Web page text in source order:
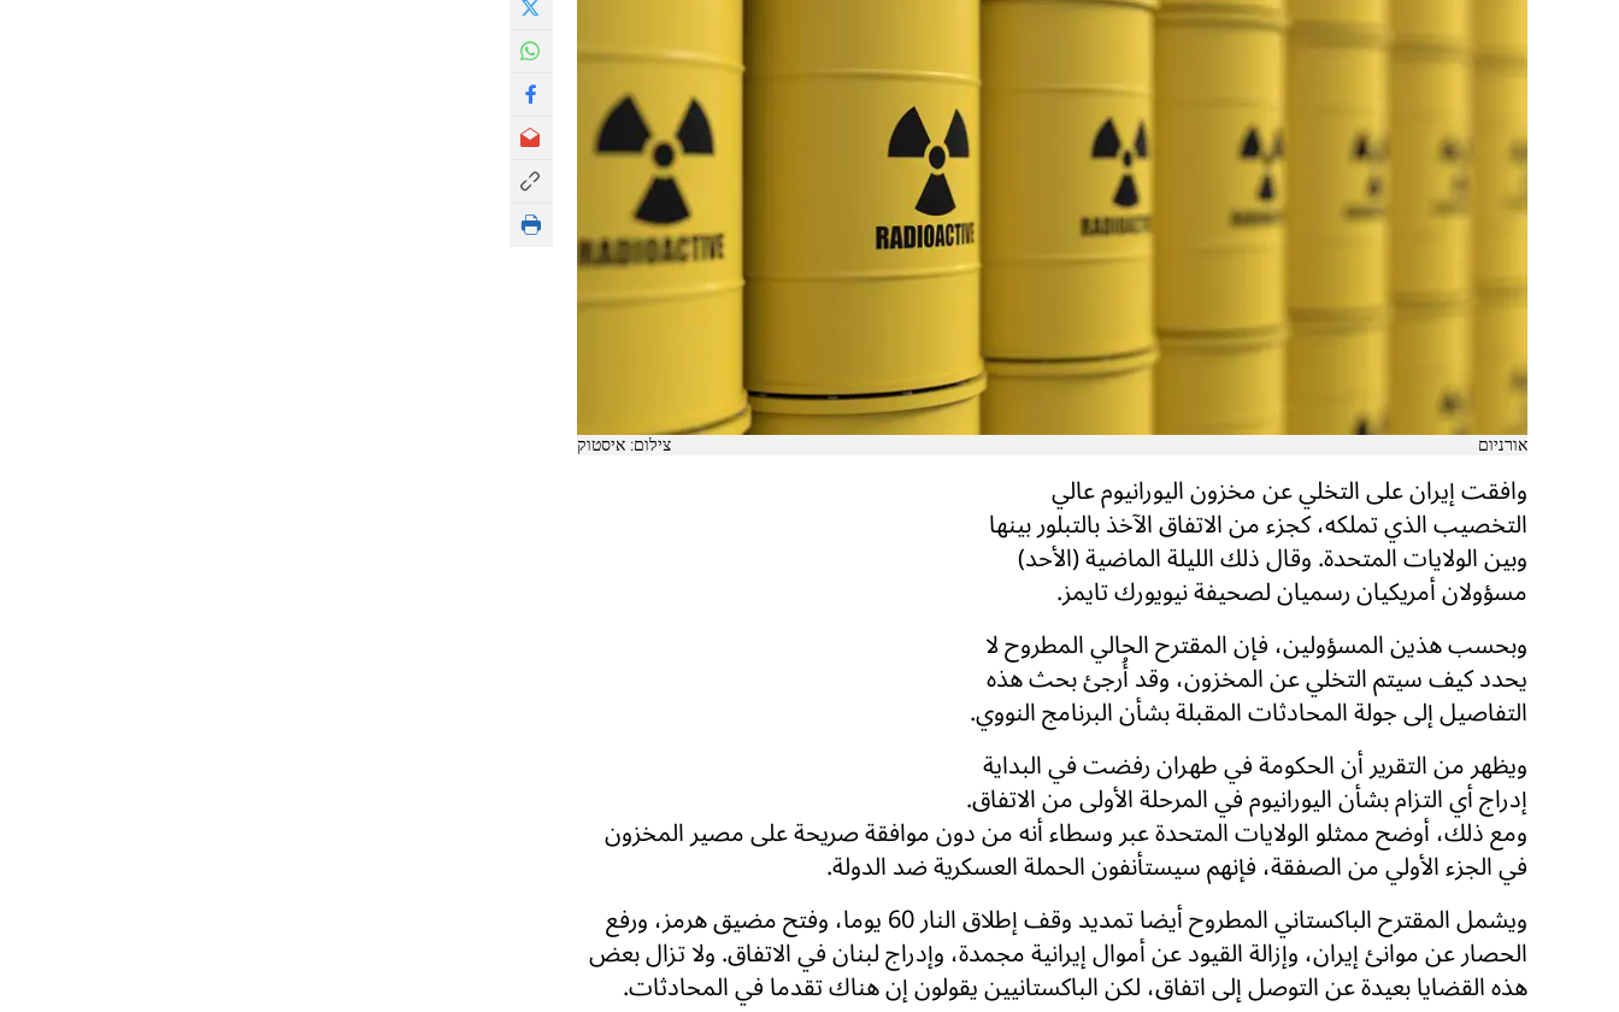
אורניום צילום: איסטוק
وافقت إيران على التخلي عن مخزون اليورانيوم عالي
التخصيب الذي تملكه، كجزء من الاتفاق الآخذ بالتبلور بينها
وبين الولايات المتحدة. وقال ذلك الليلة الماضية (الأحد)
مسؤولان أمريكيان رسميان لصحيفة نيويورك تايمز.
وبحسب هذين المسؤولين، فإن المقترح الحالي المطروح لا
يحدد كيف سيتم التخلي عن المخزون، وقد أُرجئ بحث هذه
التفاصيل إلى جولة المحادثات المقبلة بشأن البرنامج النووي.
ويظهر من التقرير أن الحكومة في طهران رفضت في البداية
إدراج أي التزام بشأن اليورانيوم في المرحلة الأولى من الاتفاق.
ومع ذلك، أوضح ممثلو الولايات المتحدة عبر وسطاء أنه من دون موافقة صريحة على مصير المخزون
في الجزء الأولي من الصفقة، فإنهم سيستأنفون الحملة العسكرية ضد الدولة.
ويشمل المقترح الباكستاني المطروح أيضا تمديد وقف إطلاق النار 60 يوما، وفتح مضيق هرمز، ورفع
الحصار عن موانئ إيران، وإزالة القيود عن أموال إيرانية مجمدة، وإدراج لبنان في الاتفاق. ولا تزال بعض
هذه القضايا بعيدة عن التوصل إلى اتفاق، لكن الباكستانيين يقولون إن هناك تقدما في المحادثات.